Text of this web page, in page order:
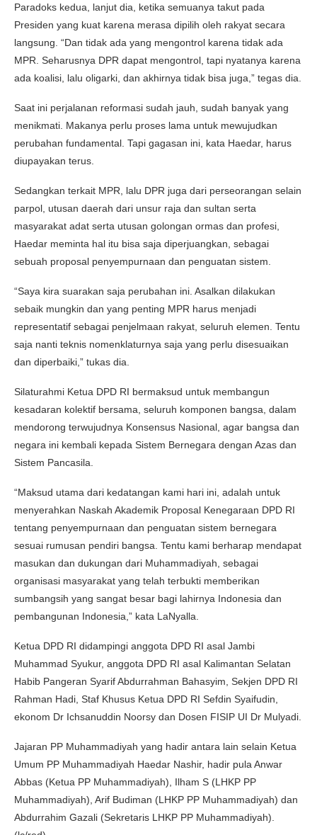
Paradoks kedua, lanjut dia, ketika semuanya takut pada
Presiden yang kuat karena merasa dipilih oleh rakyat secara
langsung. “Dan tidak ada yang mengontrol karena tidak ada
MPR. Seharusnya DPR dapat mengontrol, tapi nyatanya karena
ada koalisi, lalu oligarki, dan akhirnya tidak bisa juga,” tegas dia.
Saat ini perjalanan reformasi sudah jauh, sudah banyak yang
menikmati. Makanya perlu proses lama untuk mewujudkan
perubahan fundamental. Tapi gagasan ini, kata Haedar, harus
diupayakan terus.
Sedangkan terkait MPR, lalu DPR juga dari perseorangan selain
parpol, utusan daerah dari unsur raja dan sultan serta
masyarakat adat serta utusan golongan ormas dan profesi,
Haedar meminta hal itu bisa saja diperjuangkan, sebagai
sebuah proposal penyempurnaan dan penguatan sistem.
“Saya kira suarakan saja perubahan ini. Asalkan dilakukan
sebaik mungkin dan yang penting MPR harus menjadi
representatif sebagai penjelmaan rakyat, seluruh elemen. Tentu
saja nanti teknis nomenklaturnya saja yang perlu disesuaikan
dan diperbaiki,” tukas dia.
Silaturahmi Ketua DPD RI bermaksud untuk membangun
kesadaran kolektif bersama, seluruh komponen bangsa, dalam
mendorong terwujudnya Konsensus Nasional, agar bangsa dan
negara ini kembali kepada Sistem Bernegara dengan Azas dan
Sistem Pancasila.
“Maksud utama dari kedatangan kami hari ini, adalah untuk
menyerahkan Naskah Akademik Proposal Kenegaraan DPD RI
tentang penyempurnaan dan penguatan sistem bernegara
sesuai rumusan pendiri bangsa. Tentu kami berharap mendapat
masukan dan dukungan dari Muhammadiyah, sebagai
organisasi masyarakat yang telah terbukti memberikan
sumbangsih yang sangat besar bagi lahirnya Indonesia dan
pembangunan Indonesia,” kata LaNyalla.
Ketua DPD RI didampingi anggota DPD RI asal Jambi
Muhammad Syukur, anggota DPD RI asal Kalimantan Selatan
Habib Pangeran Syarif Abdurrahman Bahasyim, Sekjen DPD RI
Rahman Hadi, Staf Khusus Ketua DPD RI Sefdin Syaifudin,
ekonom Dr Ichsanuddin Noorsy dan Dosen FISIP UI Dr Mulyadi.
Jajaran PP Muhammadiyah yang hadir antara lain selain Ketua
Umum PP Muhammadiyah Haedar Nashir, hadir pula Anwar
Abbas (Ketua PP Muhammadiyah), Ilham S (LHKP PP
Muhammadiyah), Arif Budiman (LHKP PP Muhammadiyah) dan
Abdurrahim Gazali (Sekretaris LHKP PP Muhammadiyah).